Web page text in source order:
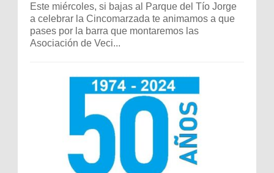
Este miércoles, si bajas al Parque del Tío Jorge
a celebrar la Cincomarzada te animamos a que
pases por la barra que montaremos las
Asociación de Veci...